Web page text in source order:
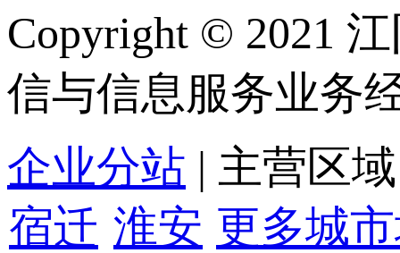
Copyright © 2021
信与信息服务业务
企业分站 | 主营区
宿迁 淮安 更多城